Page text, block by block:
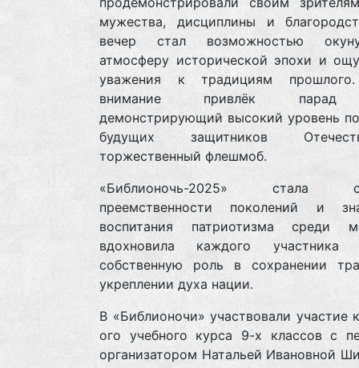
мужества, дисциплины и
вечер стал возможностью
атмосферу исторической эпохи и
уважения к традициям
внимание привлёк парад
демонстрирующий высокий уровень
будущих защитников
торжественный флешмоб.
«Библионочь-2025» стала
преемственности поколений и
воспитания патриотизма среди
вдохновила каждого участника
собственную роль в сохранении
укреплении духа нации.
В «Библионочи» участвовали участие
ого учебного курса 9-х классов с
организатором Натальей Ивановной